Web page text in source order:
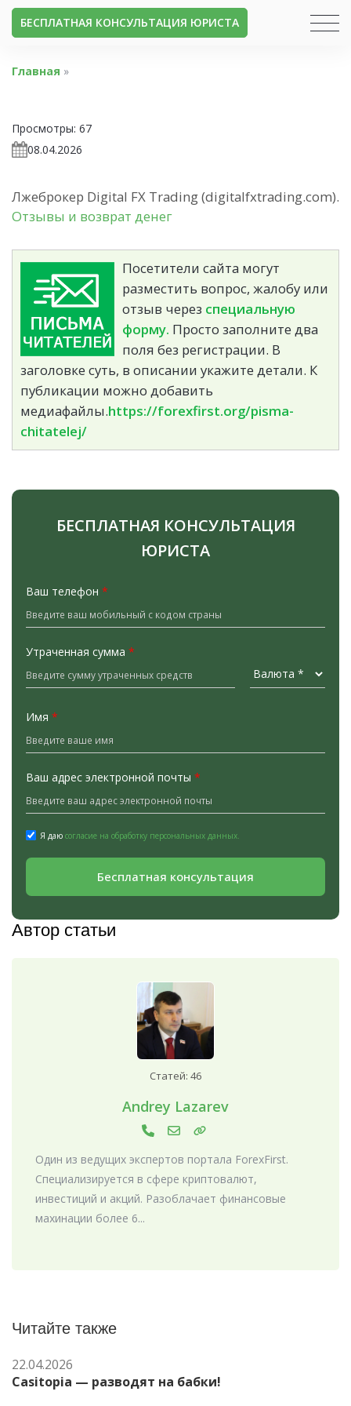
БЕСПЛАТНАЯ КОНСУЛЬТАЦИЯ ЮРИСТА
Главная »
Просмотры: 67
08.04.2026
Лжеброкер Digital FX Trading (digitalfxtrading.com).
Отзывы и возврат денег
Посетители сайта могут
разместить вопрос, жалобу или
отзыв через специальную
форму. Просто заполните два
поля без регистрации. В
заголовке суть, в описании укажите детали. К
публикации можно добавить
медиафайлы.https://forexfirst.org/pisma-
chitatelej/
БЕСПЛАТНАЯ КОНСУЛЬТАЦИЯ
ЮРИСТА
Ваш телефон *
Утраченная сумма *
Имя *
Ваш адрес электронной почты *
Я даю согласие на обработку персональных данных.
Бесплатная консультация
Автор статьи
Статей: 46
Andrey Lazarev
Один из ведущих экспертов портала ForexFirst.
Специализируется в сфере криптовалют,
инвестиций и акций. Разоблачает финансовые
махинации более 6...
Читайте также
22.04.2026
Casitopia — разводят на бабки!